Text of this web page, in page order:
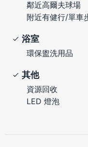
鄰近高爾夫球場
附近有健行/單車
浴室
環保盥洗用品
其他
資源回收
LED 燈泡